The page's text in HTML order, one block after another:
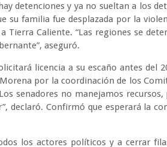
detenciones y ya no sueltan a los
su familia fue desplazada por la
Tierra Caliente. “Las regiones se
aseguró.
licencia a su escaño antes del
por la coordinación de los
senadores no manejamos
declaró. Confirmó que esperará la
los actores políticos y a cerrar